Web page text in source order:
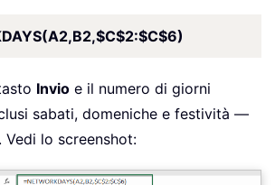
Invio e il numero di giorni
sabati, domeniche e festività —
lo screenshot: